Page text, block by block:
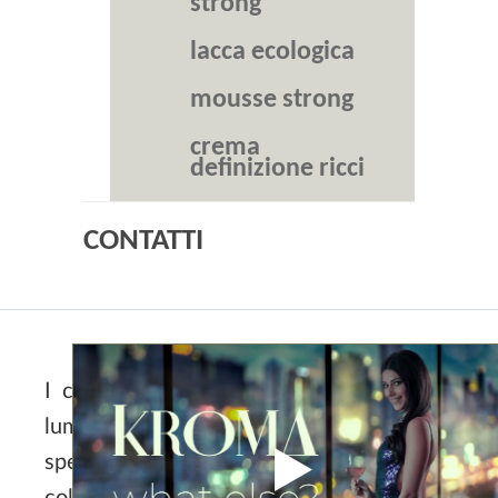
lacca ecologica
mousse strong
crema
definizione ricci
CONTATTI
I capelli colorati, per mantenere la loro
luminosità, necessitano di attenzioni
specifiche sia nell’immediata fase post